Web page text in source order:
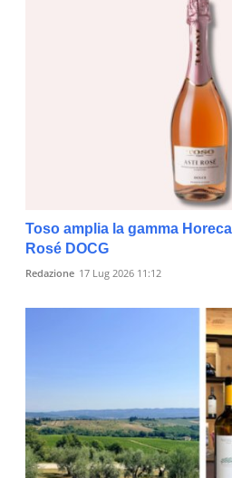
Toso amplia la gamma
Rosé DOCG
Redazione 17 Lug 2026 11:12